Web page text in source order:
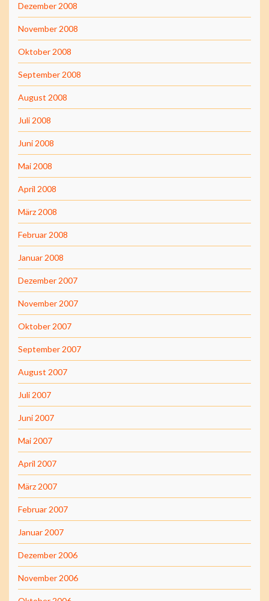
Dezember 2008
November 2008
Oktober 2008
September 2008
August 2008
Juli 2008
Juni 2008
Mai 2008
April 2008
März 2008
Februar 2008
Januar 2008
Dezember 2007
November 2007
Oktober 2007
September 2007
August 2007
Juli 2007
Juni 2007
Mai 2007
April 2007
März 2007
Februar 2007
Januar 2007
Dezember 2006
November 2006